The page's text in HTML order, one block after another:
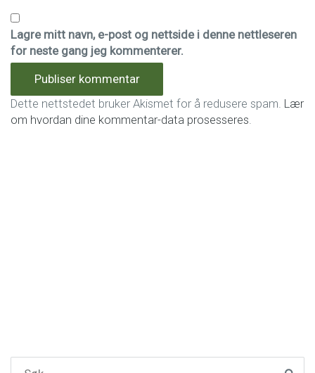
Lagre mitt navn, e-post og nettside i denne nettleseren
for neste gang jeg kommenterer.
Dette nettstedet bruker Akismet for å redusere spam. Lær
om hvordan dine kommentar-data prosesseres.